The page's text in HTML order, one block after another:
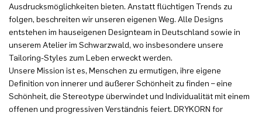
Ausdrucksmöglichkeiten bieten. Anstatt flüchtigen Trends zu
folgen, beschreiten wir unseren eigenen Weg. Alle Designs
entstehen im hauseigenen Designteam in Deutschland sowie in
unserem Atelier im Schwarzwald, wo insbesondere unsere
Tailoring-Styles zum Leben erweckt werden.
Unsere Mission ist es, Menschen zu ermutigen, ihre eigene
Definition von innerer und äußerer Schönheit zu finden – eine
Schönheit, die Stereotype überwindet und Individualität mit einem
offenen und progressiven Verständnis feiert. DRYKORN for